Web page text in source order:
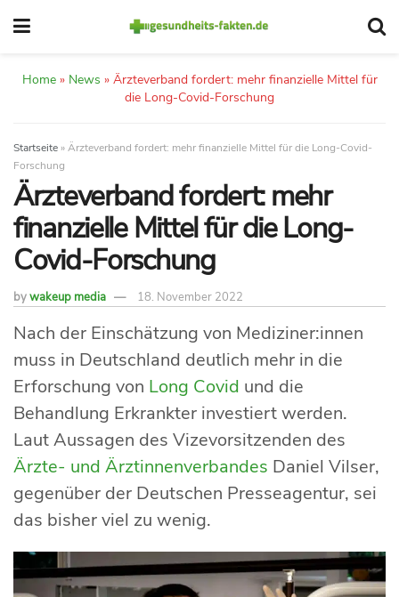
Home» News » Ärzteverband fordert: mehr finanzielle Mittel für
die Long-Covid-Forschung
Startseite »Ärzteverband fordert: mehr finanzielle Mittel für die Long-Covid-
Forschung
Ärzteverband fordert: mehr
finanzielle Mittel für die Long-
Covid-Forschung
bywakeup media 18. November 2022
Nach der Einschätzung von Mediziner:innen
muss in Deutschland deutlich mehr in die
Erforschung von Long Covid und die
Behandlung Erkrankter investiert werden.
Laut Aussagen des Vizevorsitzenden des
Ärzte- und Ärztinnenverbandes Daniel Vilser,
gegenüber der Deutschen Presseagentur, sei
das bisher viel zu wenig.